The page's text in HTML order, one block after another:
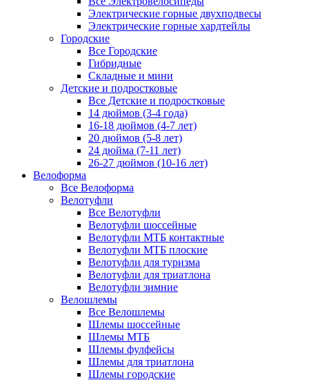
Электрические горные двухподвесы
Электрические горные хардтейлы
Городские
Все Городские
Гибридные
Складные и мини
Детские и подростковые
Все Детские и подростковые
14 дюймов (3-4 года)
16-18 дюймов (4-7 лет)
20 дюймов (5-8 лет)
24 дюйма (7-11 лет)
26-27 дюймов (10-16 лет)
Велоформа
Все Велоформа
Велотуфли
Все Велотуфли
Велотуфли шоссейные
Велотуфли МТБ контактные
Велотуфли МТБ плоские
Велотуфли для туризма
Велотуфли для триатлона
Велотуфли зимние
Велошлемы
Все Велошлемы
Шлемы шоссейные
Шлемы МТБ
Шлемы фулфейсы
Шлемы для триатлона
Шлемы городские